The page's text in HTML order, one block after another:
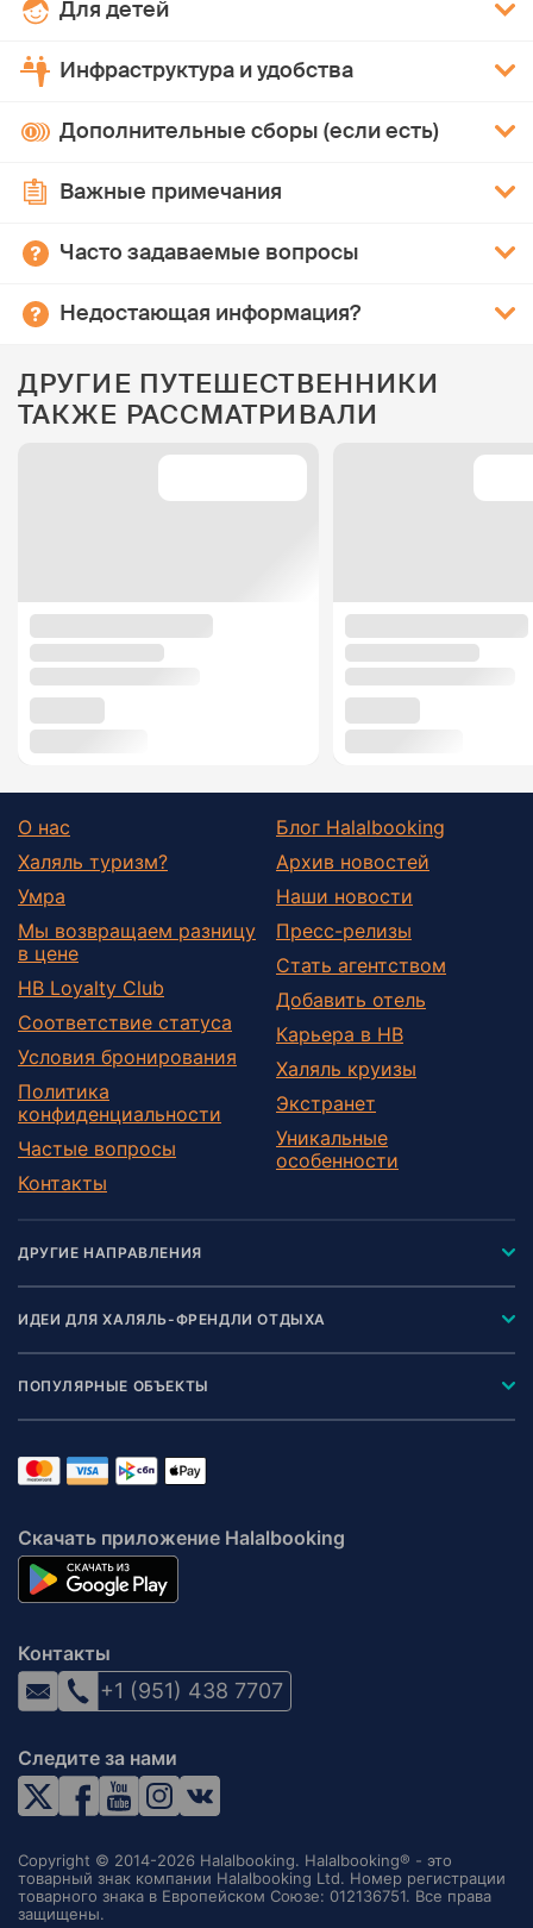
Для детей
Инфраструктура и удобства
Дополнительные сборы (если есть)
Важные примечания
Часто задаваемые вопросы
Недостающая информация?
ДРУГИЕ ПУТЕШЕСТВЕННИКИ
ТАКЖЕ РАССМАТРИВАЛИ
О нас
Халяль туризм?
Умра
Мы возвращаем разницу
в цене
HB Loyalty Club
Соответствие статуса
Условия бронирования
Политика
конфиденциальности
Частые вопросы
Контакты
Блог Halalbooking
Архив новостей
Наши новости
Пресс-релизы
Стать агентством
Добавить отель
Карьера в HB
Халяль круизы
Экстранет
Уникальные
особенности
ДРУГИЕ НАПРАВЛЕНИЯ
ИДЕИ ДЛЯ ХАЛЯЛЬ-ФРЕНДЛИ ОТДЫХА
ПОПУЛЯРНЫЕ ОБЪЕКТЫ
Скачать приложение Halalbooking
Контакты
+1 (951) 438 7707
Следите за нами
Copyright © 2014-2026 Halalbooking. Halalbooking® - это
товарный знак компании Halalbooking Ltd. Номер регистрации
товарного знака в Европейском Союзе: 012136751. Все права
защищены.